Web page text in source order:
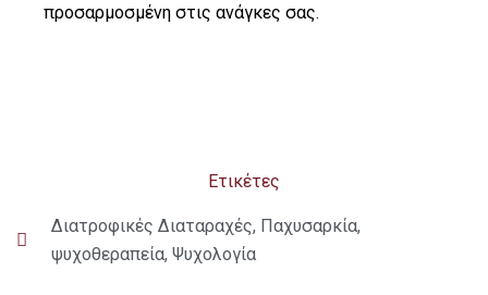
προσαρμοσμένη στις ανάγκες σας.
Ετικέτες
Διατροφικές Διαταραχές, Παχυσαρκία,
ψυχοθεραπεία, Ψυχολογία